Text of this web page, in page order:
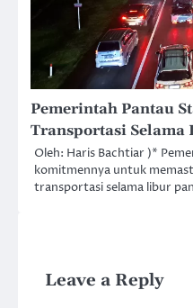
Pemerintah Pantau
Transportasi
Oleh: Haris Bachtiar )*
komitmennya untuk
transportasi selama libur
Leave a Reply